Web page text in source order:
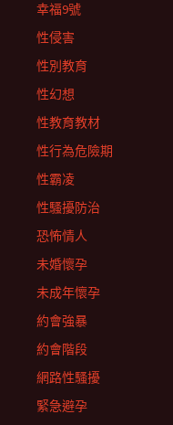
幸福9號
性侵害
性別教育
性幻想
性教育教材
性行為危險期
性霸凌
性騷擾防治
恐怖情人
未婚懷孕
未成年懷孕
約會強暴
約會階段
網路性騷擾
緊急避孕